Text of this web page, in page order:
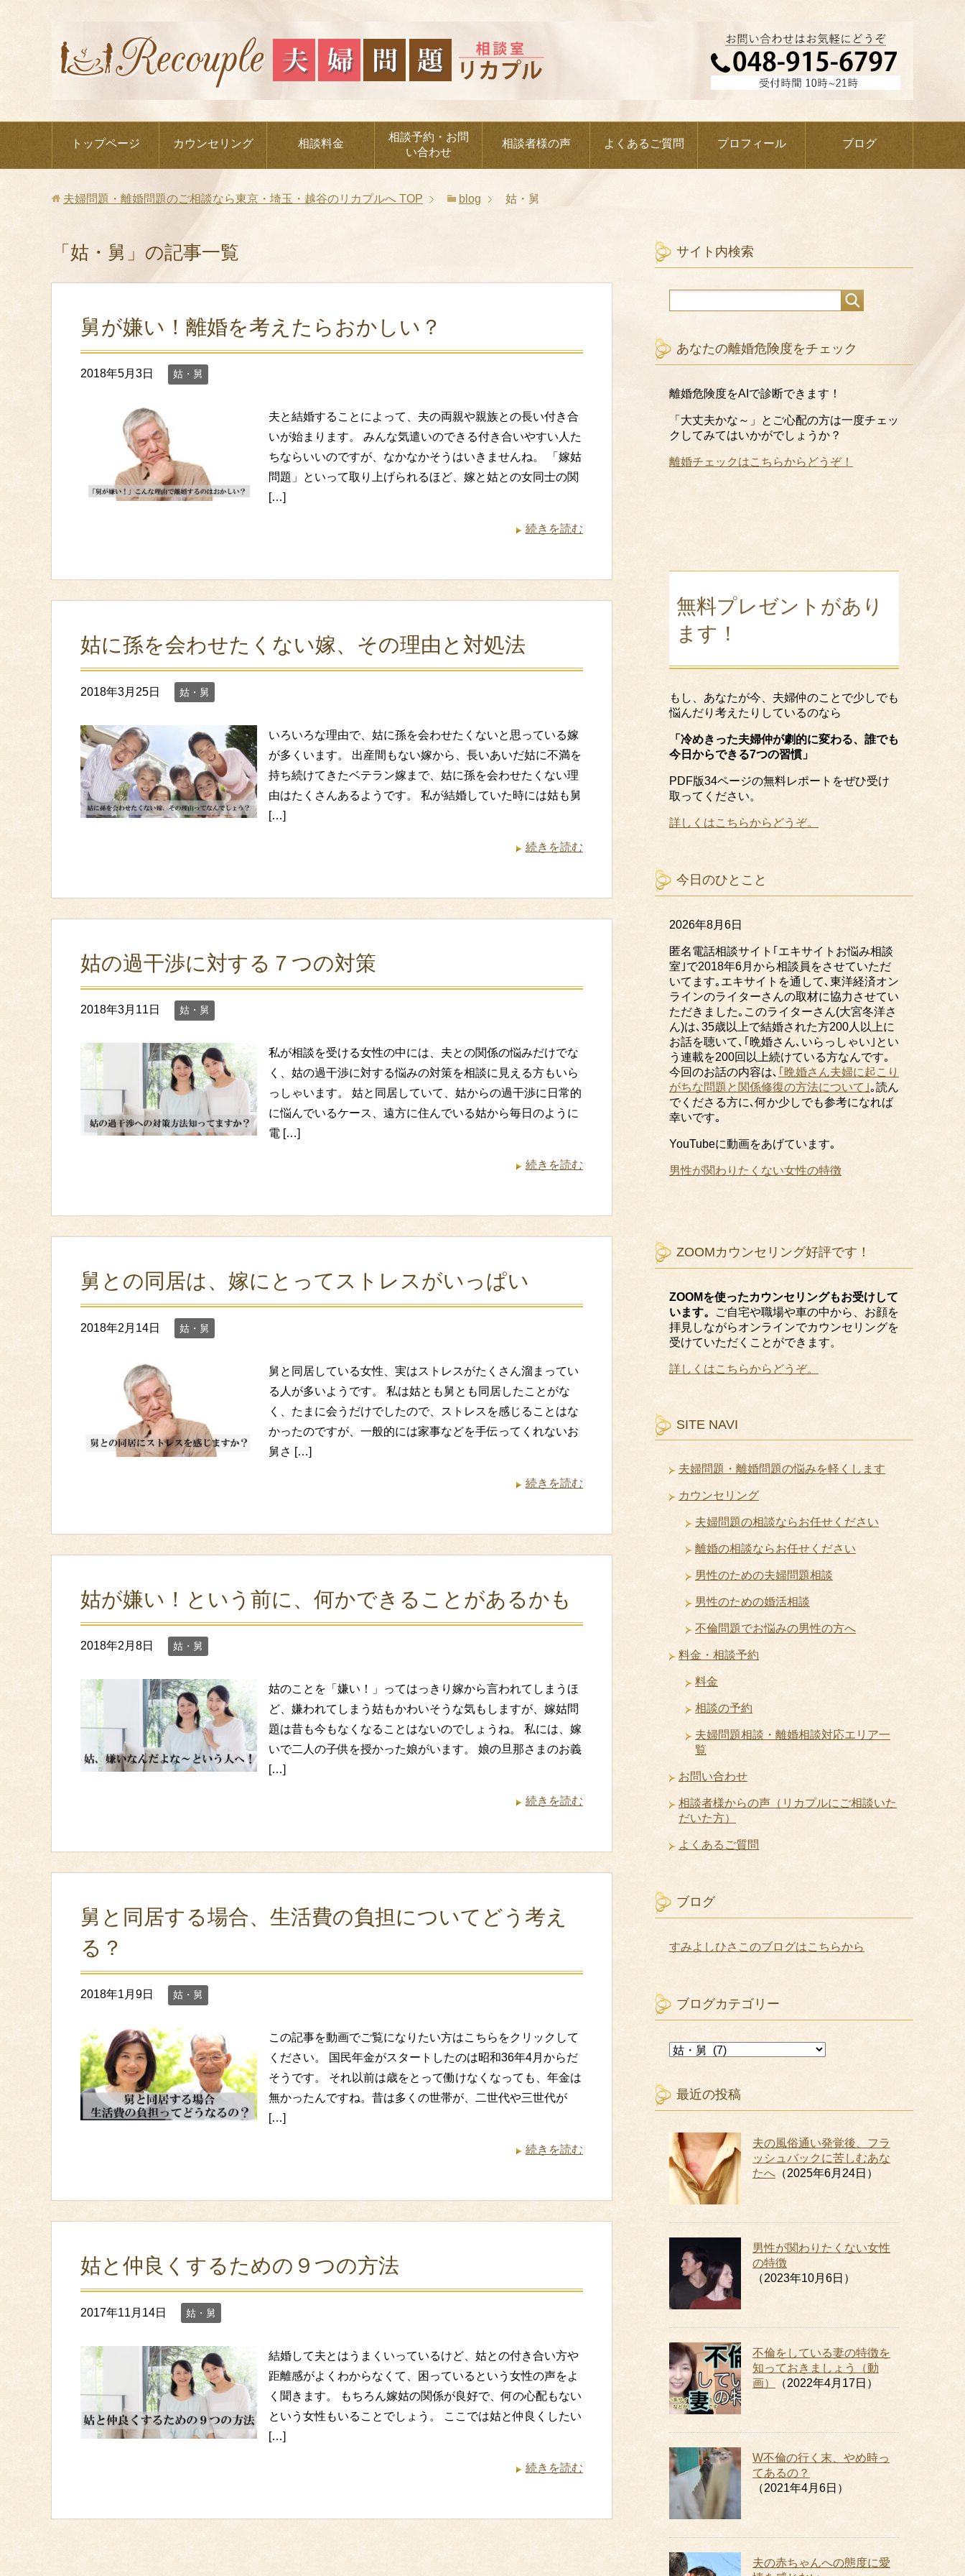
トップページ カウンセリング 相談料金
相談予約・お問
い合わせ
相談者様の声 よくあるご質問 プロフィール ブログ
夫婦問題・離婚問題のご相談なら東京・埼玉・越谷のリカプルへ TOP blog 姑・舅
「姑・舅」の記事一覧
舅が嫌い！離婚を考えたらおかしい？
2018年5月3日 姑・舅
夫と結婚することによって、夫の両親や親族との長い付き合
いが始まります。 みんな気遣いのできる付き合いやすい人た
ちならいいのですが、なかなかそうはいきませんね。 「嫁姑
問題」といって取り上げられるほど、嫁と姑との女同士の関
[…]
続きを読む
姑に孫を会わせたくない嫁、その理由と対処法
2018年3月25日 姑・舅
いろいろな理由で、姑に孫を会わせたくないと思っている嫁
が多くいます。 出産間もない嫁から、長いあいだ姑に不満を
持ち続けてきたベテラン嫁まで、姑に孫を会わせたくない理
由はたくさんあるようです。 私が結婚していた時には姑も舅
[…]
続きを読む
姑の過干渉に対する７つの対策
2018年3月11日 姑・舅
私が相談を受ける女性の中には、夫との関係の悩みだけでな
く、姑の過干渉に対する悩みの対策を相談に見える方もいら
っしゃいます。 姑と同居していて、姑からの過干渉に日常的
に悩んでいるケース、遠方に住んでいる姑から毎日のように
電 […]
続きを読む
舅との同居は、嫁にとってストレスがいっぱい
2018年2月14日 姑・舅
舅と同居している女性、実はストレスがたくさん溜まってい
る人が多いようです。 私は姑とも舅とも同居したことがな
く、たまに会うだけでしたので、ストレスを感じることはな
かったのですが、一般的には家事などを手伝ってくれないお
舅さ […]
続きを読む
姑が嫌い！という前に、何かできることがあるかも
2018年2月8日 姑・舅
姑のことを「嫌い！」ってはっきり嫁から言われてしまうほ
ど、嫌われてしまう姑もかわいそうな気もしますが、嫁姑問
題は昔も今もなくなることはないのでしょうね。 私には、嫁
いで二人の子供を授かった娘がいます。 娘の旦那さまのお義
[…]
続きを読む
舅と同居する場合、生活費の負担についてどう考え
る？
2018年1月9日 姑・舅
この記事を動画でご覧になりたい方はこちらをクリックして
ください。 国民年金がスタートしたのは昭和36年4月からだ
そうです。 それ以前は歳をとって働けなくなっても、年金は
無かったんですね。昔は多くの世帯が、二世代や三世代が
[…]
続きを読む
姑と仲良くするための９つの方法
2017年11月14日 姑・舅
結婚して夫とはうまくいっているけど、姑との付き合い方や
距離感がよくわからなくて、困っているという女性の声をよ
く聞きます。 もちろん嫁姑の関係が良好で、何の心配もない
という女性もいることでしょう。 ここでは姑と仲良くしたい
[…]
続きを読む
サイト内検索
あなたの離婚危険度をチェック
離婚危険度をAIで診断できます！
「大丈夫かな～」とご心配の方は一度チェッ
クしてみてはいかがでしょうか？
離婚チェックはこちらからどうぞ！
無料プレゼントがあり
ます！
もし、あなたが今、夫婦仲のことで少しでも
悩んだり考えたりしているのなら
「冷めきった夫婦仲が劇的に変わる、誰でも
今日からできる7つの習慣」
PDF版34ページの無料レポートをぜひ受け
取ってください。
詳しくはこちらからどうぞ。
今日のひとこと
2026年8月6日
匿名電話相談サイト｢エキサイトお悩み相談
室｣で2018年6月から相談員をさせていただ
いてます｡エキサイトを通して､東洋経済オン
ラインのライターさんの取材に協力させてい
ただきました｡このライターさん(大宮冬洋さ
ん)は､35歳以上で結婚された方200人以上に
お話を聴いて､｢晩婚さん､いらっしゃい｣とい
う連載を200回以上続けている方なんです｡
今回のお話の内容は､ ｢晩婚さん夫婦に起こり
がちな問題と関係修復の方法について｣｡読ん
でくださる方に､何か少しでも参考になれば
幸いです｡
YouTubeに動画をあげています｡
男性が関わりたくない女性の特徴
ZOOMカウンセリング好評です！
ZOOMを使ったカウンセリングもお受けして
います。
ご自宅や職場や車の中から、お顔を
拝見しながらオンラインでカウンセリングを
受けていただくことができます。
詳しくはこちらからどうぞ。
SITE NAVI
夫婦問題・離婚問題の悩みを軽くします
カウンセリング
夫婦問題の相談ならお任せください
離婚の相談ならお任せください
男性のための夫婦問題相談
男性のための婚活相談
不倫問題でお悩みの男性の方へ
料金・相談予約
料金
相談の予約
夫婦問題相談・離婚相談対応エリア一
覧
お問い合わせ
相談者様からの声（リカプルにご相談いた
だいた方）
よくあるご質問
ブログ
すみよしひさこのブログはこちらから
ブログカテゴリー
ブ
カ
テ
リ
ー
最近の投稿
夫の風俗通い発覚後、フラ
ッシュバックに苦しむあな
たへ （2025年6月24日）
男性が関わりたくない女性
の特徴
（2023年10月6日）
不倫をしている妻の特徴を
知っておきましょう（動
画）
（2022年4月17日）
W不倫の行く末、やめ時っ
てあるの？
（2021年4月6日）
夫の赤ちゃんへの態度に愛